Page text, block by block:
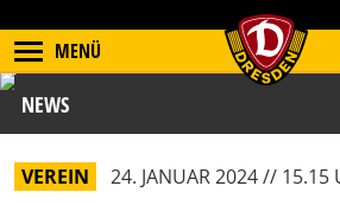
MENÜ
NEWS
VEREIN 24. JANUAR 2024 // 15.15